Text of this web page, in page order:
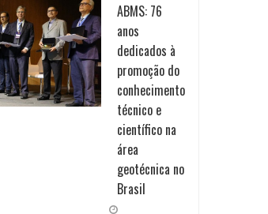
ABMS: 76
anos
dedicados à
promoção do
conhecimento
técnico e
científico na
área
geotécnica no
Brasil